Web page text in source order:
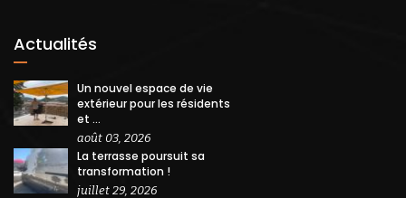
Actualités
Un nouvel espace de vie
extérieur pour les résidents
et ...
août 03, 2026
La terrasse poursuit sa
transformation !
juillet 29, 2026